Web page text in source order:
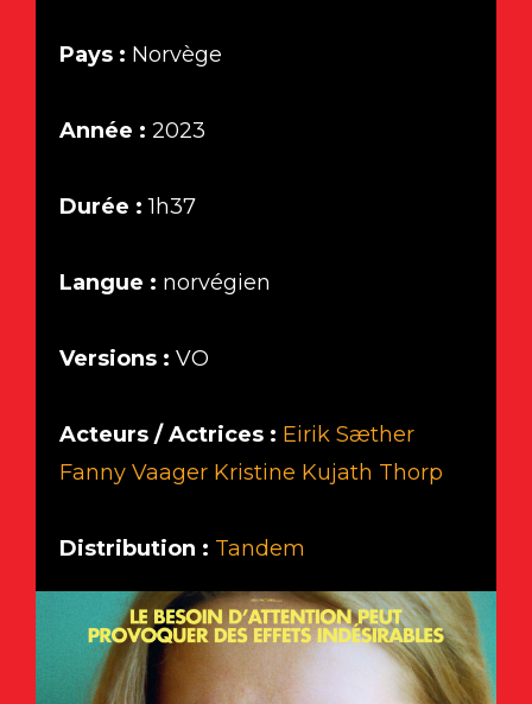
Pays : Norvège
Année : 2023
Durée :1h37
Langue : norvégien
Versions : VO
Acteurs / Actrices : Eirik Sæther
Fanny Vaager Kristine Kujath Thorp
Distribution : Tandem